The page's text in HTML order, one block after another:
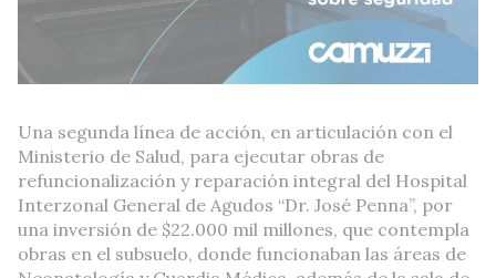
Una segunda línea de acción, en articulación con el
Ministerio de Salud, para ejecutar obras de
refuncionalización y reparación integral del Hospital
Interzonal General de Agudos “Dr. José Penna”, por
una inversión de $22.000 mil millones, que contempla
obras en el subsuelo, donde funcionaban las áreas de